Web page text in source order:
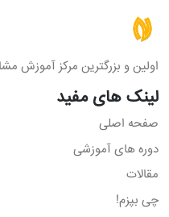
اولین و بزرگترین مرکز آموزش
لینک های مفید
صفحه اصلی
دوره های آموزشی
مقالات
چی بپزم!